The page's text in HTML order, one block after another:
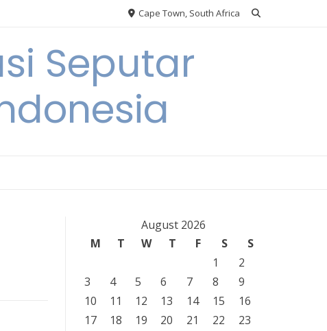
Cape Town, South Africa
Seputar
August 2026
M
T W T F S
S
1
2
3
4 5 6 7 8
9
10
11 12 13 14 15
16
17
18 19 20 21 22
23